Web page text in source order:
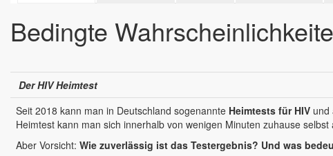
Bedingte
Der HIV Heimtest
Seit 2018 kann man in Deutschland sogenannte Heimtests für HIV und
Heimtest kann man sich innerhalb von wenigen Minuten zuhause
Aber Vorsicht: Wie zuverlässig ist das Testergebnis? Und was